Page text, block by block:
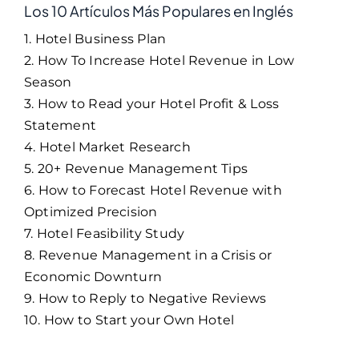
Los 10 Artículos Más Populares en Inglés
1. Hotel Business Plan
2. How To Increase Hotel Revenue in Low
Season
3. How to Read your Hotel Profit & Loss
Statement
4. Hotel Market Research
5. 20+ Revenue Management Tips
6. How to Forecast Hotel Revenue with
Optimized Precision
7. Hotel Feasibility Study
8. Revenue Management in a Crisis or
Economic Downturn
9. How to Reply to Negative Reviews
10. How to Start your Own Hotel